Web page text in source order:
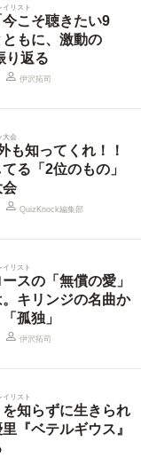
リスト
こそ聴きたい9
もに、激動の
り返る
伊沢拓司
大会
も知ってくれ！！
る「2位のもの」
会
QuizKnock編集部
リスト
スの「無償の愛」
キリンジの名曲か
孤独」
伊沢拓司
リスト
を知らずに生きられ
『ベテルギウス』